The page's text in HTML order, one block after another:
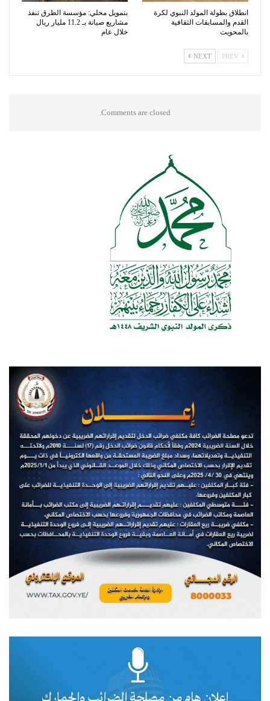
انطلاق بطولة المولد النبوي لكرة
القدم والمسابقات الثقافية
بالمحويت
بتمويل محلي: مؤسسة الطرق تنفذ
مشاريع صيانة بـ 11.2 مليار ريال
خلال عام
NEXT
Comments are closed.